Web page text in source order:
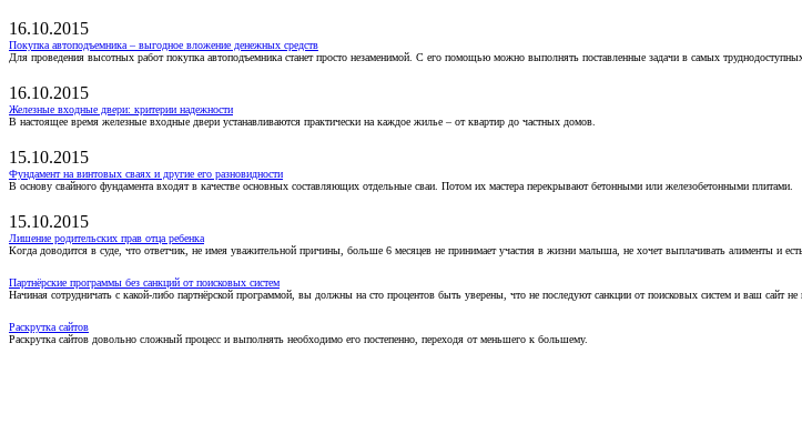
16.10.2015
Покупка автоподъемника – выгодное вложение денежных средств
Для проведения высотных работ покупка автоподъемника станет просто незаменимой. С его помощью можно выполнять поставленные задачи в самых
16.10.2015
Железные входные двери: критерии надежности
В настоящее время железные входные двери устанавливаются практически на каждое жилье – от квартир до частных домов.
15.10.2015
Фундамент на винтовых сваях и другие его разновидности
В основу свайного фундамента входят в качестве основных составляющих отдельные сваи. Потом их мастера перекрывают бетонными или железобетонными плитами.
15.10.2015
Лишение родительских прав отца ребенка
Когда доводится в суде, что ответчик, не имея уважительной причины, больше 6 месяцев не принимает участия в жизни малыша, не хочет выплачивать алименты и
Партнёрские программы без санкций от поисковых систем
Начиная сотрудничать с какой-либо партнёрской программой, вы должны на сто процентов быть уверены, что не последуют санкции от поисковых систем и ваш сайт не
Раскрутка сайтов
Раскрутка сайтов довольно сложный процесс и выполнять необходимо его постепенно, переходя от меньшего к большему.